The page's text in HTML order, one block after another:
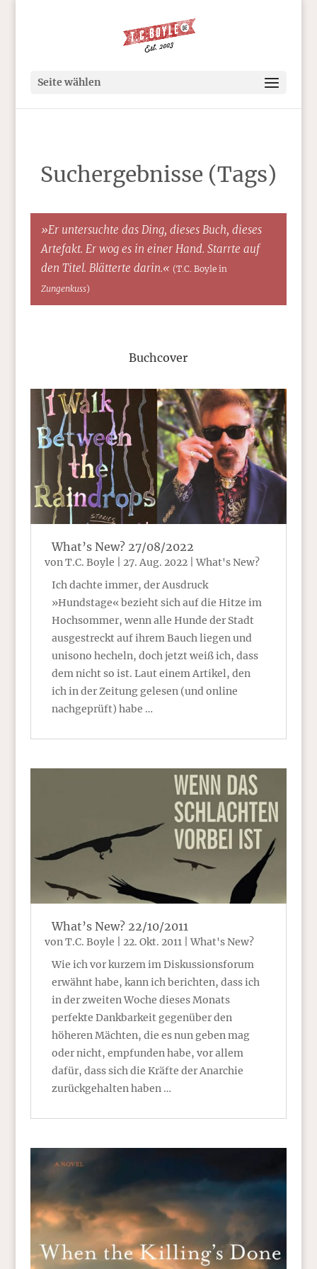
Seite wählen
Suchergebnisse (Tags)
»Er untersuchte das Ding, dieses Buch, dieses
Artefakt. Er wog es in einer Hand. Starrte auf
den Titel. Blätterte darin.« (T.C. Boyle in
Zungenkuss)
Buchcover
What’s New? 27/08/2022
von T.C. Boyle 27. Aug. 2022|What's New?
Ich dachte immer, der Ausdruck
»Hundstage« bezieht sich auf die Hitze im
Hochsommer, wenn alle Hunde der Stadt
ausgestreckt auf ihrem Bauch liegen und
unisono hecheln, doch jetzt weiß ich, dass
dem nicht so ist. Laut einem Artikel, den
ich in der Zeitung gelesen (und online
nachgeprüft) habe …
What’s New? 22/10/2011
vonT.C. Boyle 22. Okt. 2011|What's New?
Wie ich vor kurzem im Diskussionsforum
erwähnt habe, kann ich berichten, dass ich
in der zweiten Woche dieses Monats
perfekte Dankbarkeit gegenüber den
höheren Mächten, die es nun geben mag
oder nicht, empfunden habe, vor allem
dafür, dass sich die Kräfte der Anarchie
zurückgehalten haben …